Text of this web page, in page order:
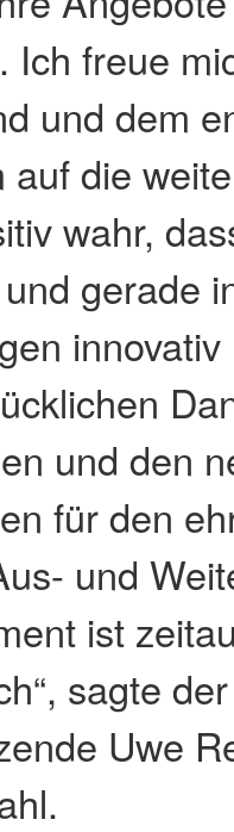
Ich freue
und dem
auf die
wahr,
gerade
und den
für den
und
ist
sagte der
Uwe